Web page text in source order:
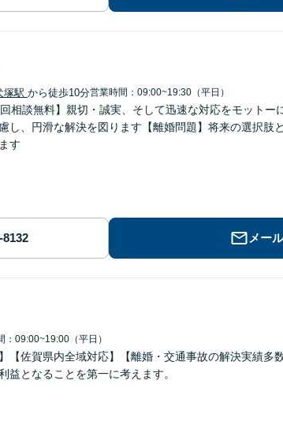
塚駅 から徒歩10分営業時間：09:00~19:30（平日）
回相談無料】親切・誠実、そして迅速な対応をモット
し、円滑な解決を図ります【離婚問題】将来の選択肢
す
メー
：09:00~19:00（平日）
【佐賀県内全域対応】【離婚・交通事故の解決実績多
益となることを第一に考えます。